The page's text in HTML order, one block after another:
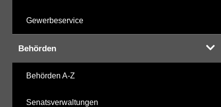
Gewerbeservice
Behörden
Behörden A-Z
Senatsverwaltungen